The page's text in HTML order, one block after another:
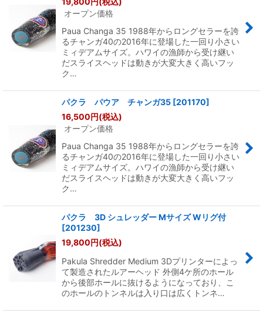
オープン価格
Paua Changa 35 1988年からロングセラーを誇
るチャンガ40の2016年に登場した一回り小さい
ミィデアムサイズ。ハワイの漁師から受け継い
だスライスヘッドは動きが大変大きく高いフッ
ク…
パクラ パウア チャンガ35 [201170]
16,500円(税込)
オープン価格
Paua Changa 35 1988年からロングセラーを誇
るチャンガ40の2016年に登場した一回り小さい
ミィデアムサイズ。ハワイの漁師から受け継い
だスライスヘッドは動きが大変大きく高いフッ
ク…
パクラ 3D シュレッダー Mサイズ Wリグ付
[201230]
19,800円(税込)
Pakula Shredder Medium 3Dプリンターによっ
て製造されたルアーヘッド 外側4ケ所のホール
から後部ホールに抜けるようになっており、こ
のホールのトンネルは入り口は広くトンネ…